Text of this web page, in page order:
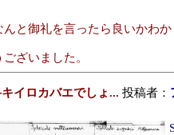
と御礼を言ったら良いかわか
ざいました。
イロカバエでしょ... 投稿者：